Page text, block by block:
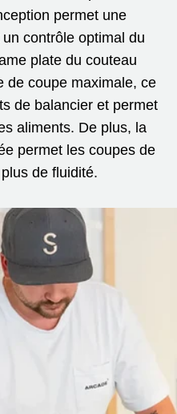
permet une
contrôle optimal du
plate du couteau
de coupe maximale, ce
de balancier et permet
aliments. De plus, la
permet les coupes de
de fluidité.